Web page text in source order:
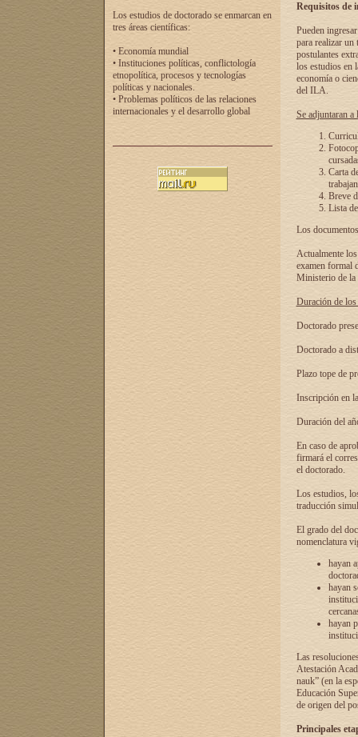
Los estudios de doctorado se enmarcan en
tres áreas científicas:
• Economía mundial
• Instituciones políticas, conflictología
etnopolítica, procesos y tecnologías
políticas y nacionales.
• Problemas políticos de las relaciones
internacionales y el desarrollo global
Requisitos de
Pueden
para realizar un
postulantes
los estudios en
economía o
del ILA.
Se adjuntaran a
Carta
Breve
Lista
Los
Actualmente
examen formal
Ministerio de la
Duración de
Doctorado
Doctorado a
Plazo tope de
Inscripción en
Duración del
En caso de
firmará el
el doctorado.
Los estudios,
traducción
El grado del
nomenclatura
hayan
hayan
hayan
Las
Atestación
nauk” (en la
Educación
de origen del
Principales